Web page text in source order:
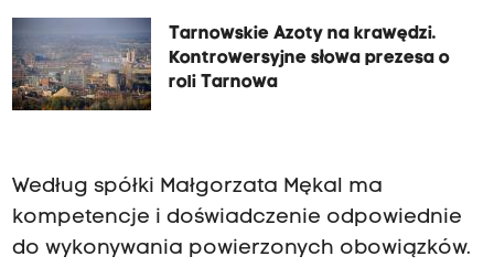
Tarnowskie Azoty na krawędzi.
Kontrowersyjne słowa prezesa o
roli Tarnowa
Według spółki Małgorzata Mękal ma
kompetencje i doświadczenie odpowiednie
do wykonywania powierzonych obowiązków.